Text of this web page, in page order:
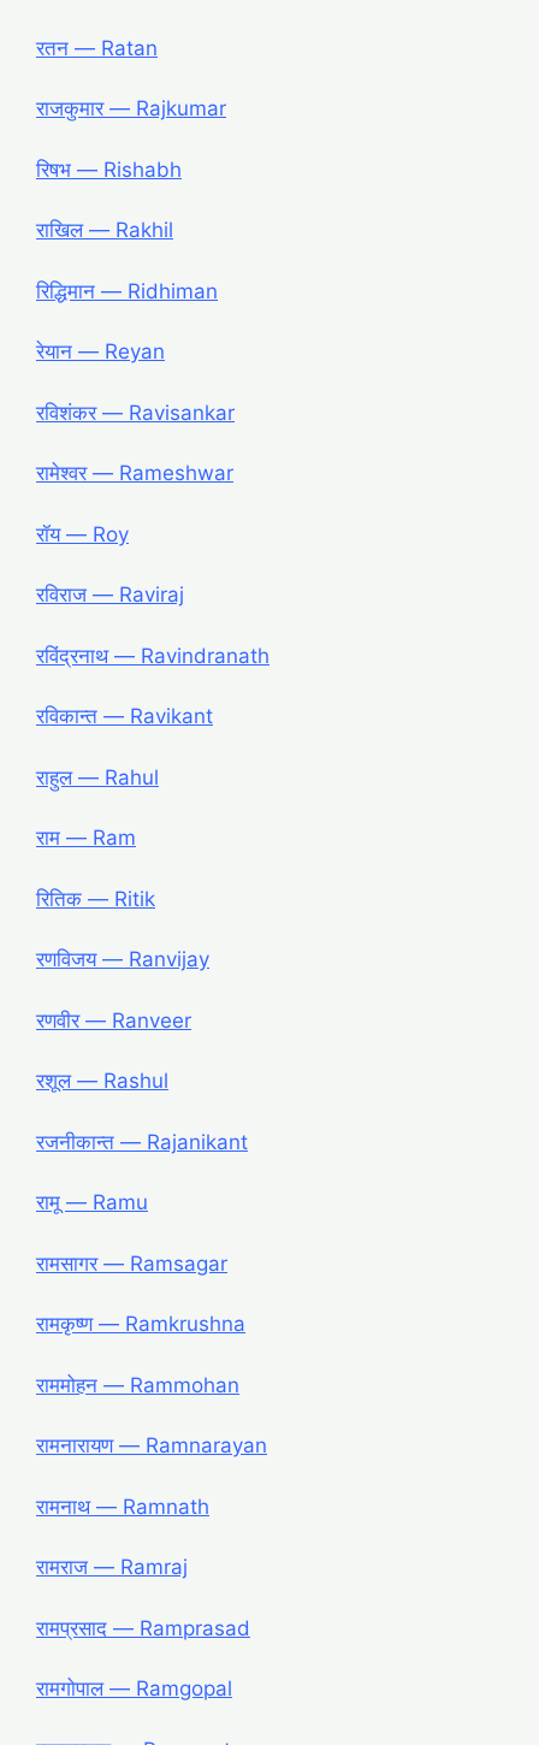
रतन ― Ratan
राजकुमार ― Rajkumar
रिषभ ― Rishabh
राखिल ― Rakhil
रिद्धिमान ― Ridhiman
रेयान ― Reyan
रविशंकर ― Ravisankar
रामेश्वर ― Rameshwar
रॉय ― Roy
रविराज ― Raviraj
रविंद्रनाथ ― Ravindranath
रविकान्त ― Ravikant
राहुल ― Rahul
राम ― Ram
रितिक ― Ritik
रणविजय ― Ranvijay
रणवीर ― Ranveer
रशूल ― Rashul
रजनीकान्त ― Rajanikant
रामू ― Ramu
रामसागर ― Ramsagar
रामकृष्ण ― Ramkrushna
राममोहन ― Rammohan
रामनारायण ― Ramnarayan
रामनाथ ― Ramnath
रामराज ― Ramraj
रामप्रसाद ― Ramprasad
रामगोपाल ― Ramgopal